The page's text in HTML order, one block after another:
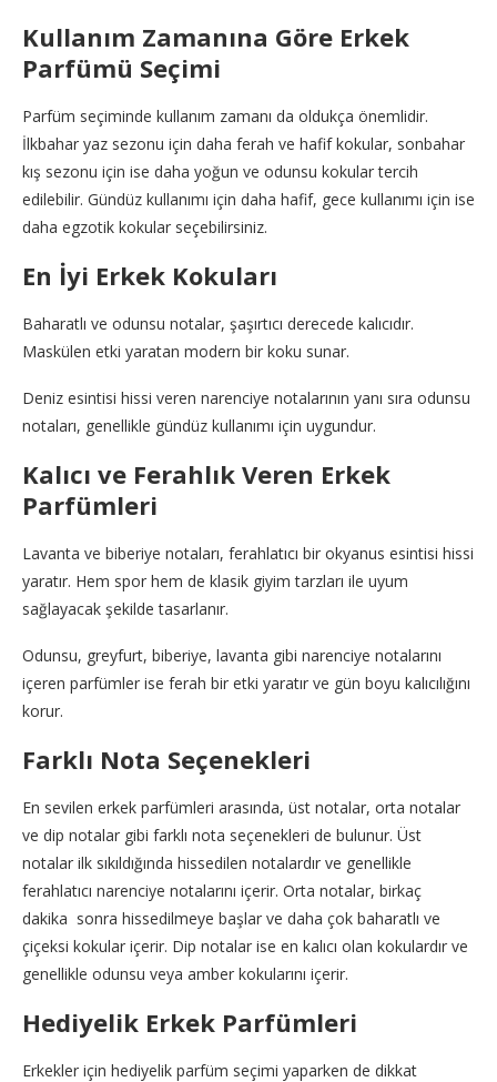
Kullanım Zamanına Göre Erkek
Parfümü Seçimi
Parfüm seçiminde kullanım zamanı da oldukça önemlidir.
İlkbahar yaz sezonu için daha ferah ve hafif kokular, sonbahar
kış sezonu için ise daha yoğun ve odunsu kokular tercih
edilebilir. Gündüz kullanımı için daha hafif, gece kullanımı için ise
daha egzotik kokular seçebilirsiniz.
En İyi Erkek Kokuları
Baharatlı ve odunsu notalar, şaşırtıcı derecede kalıcıdır.
Maskülen etki yaratan modern bir koku sunar.
Deniz esintisi hissi veren narenciye notalarının yanı sıra odunsu
notaları, genellikle gündüz kullanımı için uygundur.
Kalıcı ve Ferahlık Veren Erkek
Parfümleri
Lavanta ve biberiye notaları, ferahlatıcı bir okyanus esintisi hissi
yaratır. Hem spor hem de klasik giyim tarzları ile uyum
sağlayacak şekilde tasarlanır.
Odunsu, greyfurt, biberiye, lavanta gibi narenciye notalarını
içeren parfümler ise ferah bir etki yaratır ve gün boyu kalıcılığını
korur.
Farklı Nota Seçenekleri
En sevilen erkek parfümleri arasında, üst notalar, orta notalar
ve dip notalar gibi farklı nota seçenekleri de bulunur. Üst
notalar ilk sıkıldığında hissedilen notalardır ve genellikle
ferahlatıcı narenciye notalarını içerir. Orta notalar, birkaç
dakika sonra hissedilmeye başlar ve daha çok baharatlı ve
çiçeksi kokular içerir. Dip notalar ise en kalıcı olan kokulardır ve
genellikle odunsu veya amber kokularını içerir.
Hediyelik Erkek Parfümleri
Erkekler için hediyelik parfüm seçimi yaparken de dikkat